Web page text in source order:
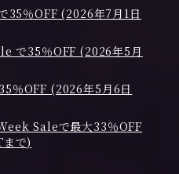
35％OFF (2026年7月1日
で35％OFF (2026年5月
％OFF (2026年5月6日
Saleで最大33％OFF
で)